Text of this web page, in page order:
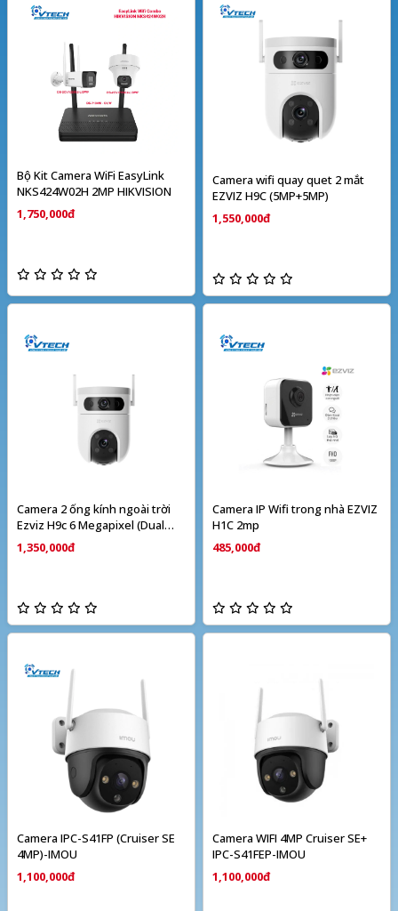
Bộ Kit Camera WiFi EasyLink
NKS424W02H 2MP HIKVISION
1,750,000đ
Camera wifi quay quet 2 mắt
EZVIZ H9C (5MP+5MP)
1,550,000đ
Camera 2 ống kính ngoài trời
Ezviz H9c 6 Megapixel (Dual
camera)
1,350,000đ
Camera IP Wifi trong nhà EZVIZ
H1C 2mp
485,000đ
Camera IPC-S41FP (Cruiser SE
4MP)-IMOU
1,100,000đ
Camera WIFI 4MP Cruiser SE+
IPC-S41FEP-IMOU
1,100,000đ